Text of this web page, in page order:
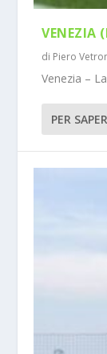
VENEZIA
di Piero
Venezia –
PER